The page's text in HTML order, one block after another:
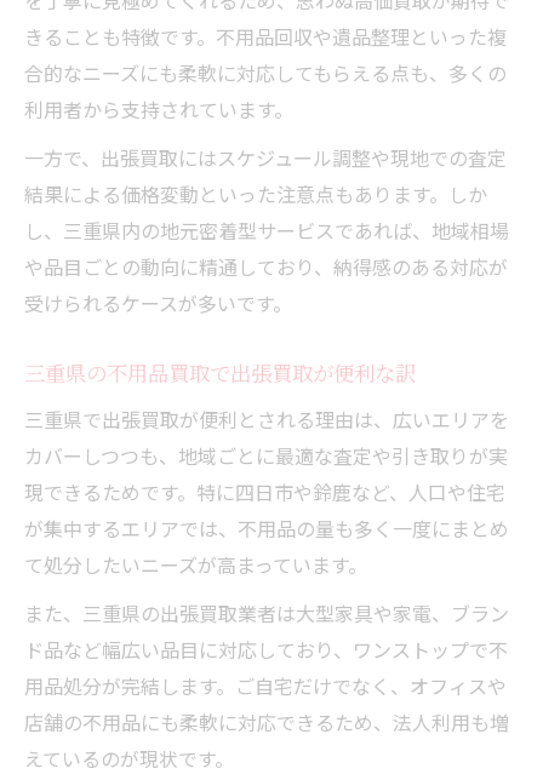
きることも特徴です。不用品回収や遺品整理といった複
合的なニーズにも柔軟に対応してもらえる点も、多くの
利用者から支持されています。
一方で、出張買取にはスケジュール調整や現地での査定
結果による価格変動といった注意点もあります。しか
し、三重県内の地元密着型サービスであれば、地域相場
や品目ごとの動向に精通しており、納得感のある対応が
受けられるケースが多いです。
三重県の不用品買取で出張買取が便利な訳
三重県で出張買取が便利とされる理由は、広いエリアを
カバーしつつも、地域ごとに最適な査定や引き取りが実
現できるためです。特に四日市や鈴鹿など、人口や住宅
が集中するエリアでは、不用品の量も多く一度にまとめ
て処分したいニーズが高まっています。
また、三重県の出張買取業者は大型家具や家電、ブラン
ド品など幅広い品目に対応しており、ワンストップで不
用品処分が完結します。ご自宅だけでなく、オフィスや
店舗の不用品にも柔軟に対応できるため、法人利用も増
えているのが現状です。